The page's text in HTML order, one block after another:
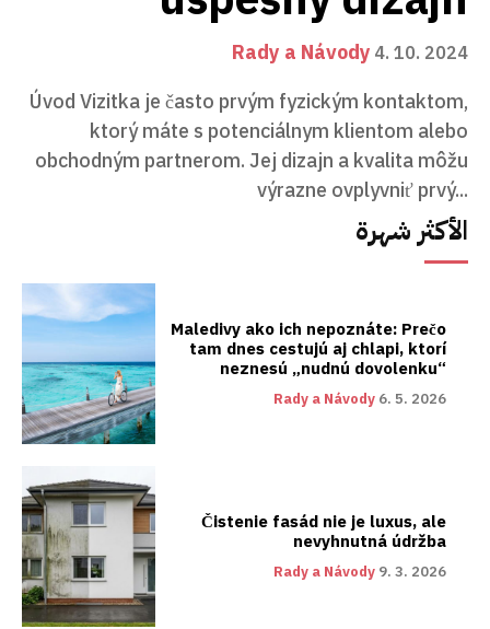
Rady a Návody 4. 10. 2024
Úvod Vizitka je často prvým fyzickým kontaktom,
ktorý máte s potenciálnym klientom alebo
obchodným partnerom. Jej dizajn a kvalita môžu
výrazne ovplyvniť prvý...
الأكثر شهرة
Maledivy ako ich nepoznáte: Prečo
tam dnes cestujú aj chlapi, ktorí
neznesú „nudnú dovolenku“
Rady a Návody 6. 5. 2026
Čistenie fasád nie je luxus, ale
nevyhnutná údržba
Rady a Návody 9. 3. 2026